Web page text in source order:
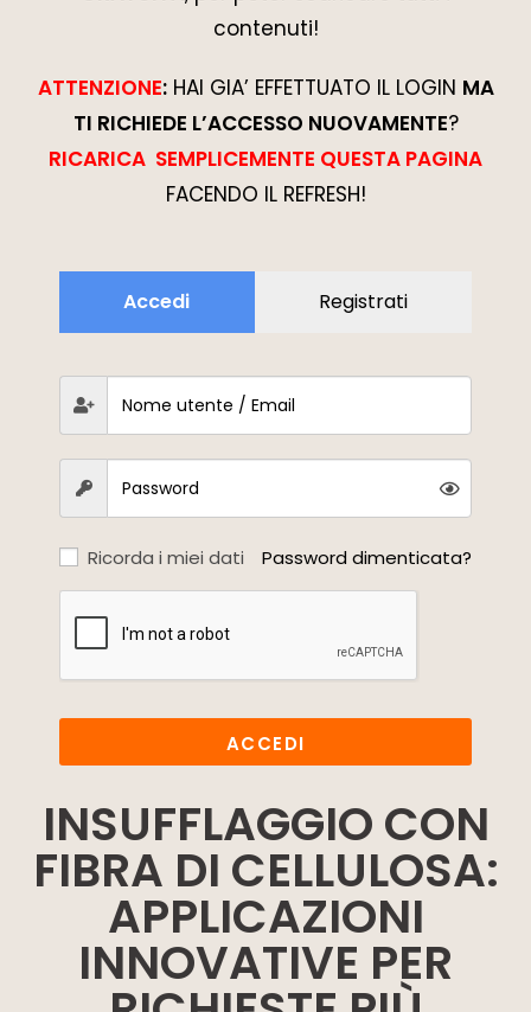
contenuti!
ATTENZIONE:HAI GIA’ EFFETTUATO IL LOGIN MA
TI RICHIEDE L’ACCESSO NUOVAMENTE?
RICARICA SEMPLICEMENTE QUESTA PAGINA
FACENDO IL REFRESH!
Accedi Registrati
Ricorda i miei dati Password dimenticata?
ACCEDI
INSUFFLAGGIO CON
FIBRA DI CELLULOSA:
APPLICAZIONI
INNOVATIVE PER